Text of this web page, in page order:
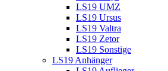
LS19 UMZ
LS19 Ursus
LS19 Valtra
LS19 Zetor
LS19 Sonstige
LS19 Anhänger